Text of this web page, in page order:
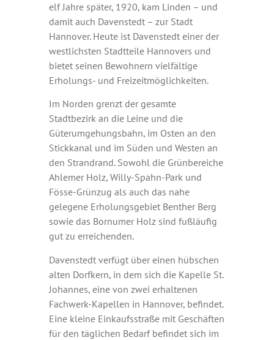
elf Jahre später, 1920, kam Linden – und
damit auch Davenstedt – zur Stadt
Hannover. Heute ist Davenstedt einer der
westlichsten Stadtteile Hannovers und
bietet seinen Bewohnern vielfältige
Erholungs- und Freizeitmöglichkeiten.
Im Norden grenzt der gesamte
Stadtbezirk an die Leine und die
Güterumgehungsbahn, im Osten an den
Stickkanal und im Süden und Westen an
den Strandrand. Sowohl die Grünbereiche
Ahlemer Holz, Willy-Spahn-Park und
Fösse-Grünzug als auch das nahe
gelegene Erholungsgebiet Benther Berg
sowie das Bornumer Holz sind fußläufig
gut zu erreichenden.
Davenstedt verfügt über einen hübschen
alten Dorfkern, in dem sich die Kapelle St.
Johannes, eine von zwei erhaltenen
Fachwerk-Kapellen in Hannover, befindet.
Eine kleine Einkaufsstraße mit Geschäften
für den täglichen Bedarf befindet sich im